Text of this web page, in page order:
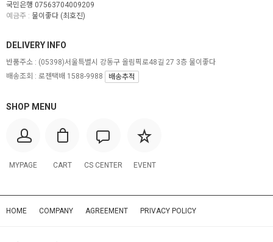
국민은행 07563704009209
예금주 : 물이좋다 (최호진)
SHOP MENU
MYPAGE CART CS CENTER EVENT
DELIVERY INFO
반품주소 : (05398)서울특별시 강동구 올림픽로48길 27 3층 물이좋다
배송조회 : 로젠택배 1588-9988
배송추적
HOME COMPANY AGREEMENT PRIVACY POLICY